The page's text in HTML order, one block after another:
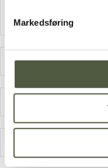
Markedsføring